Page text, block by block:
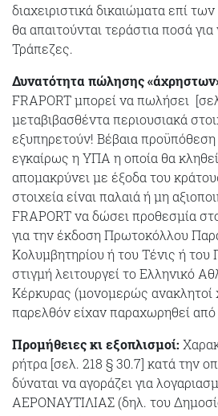
διαχειριστικά δικαιώματα επί
θα απαιτούνται τεράστια ποσά
Τράπεζες.
Δυνατότητα πώλησης
FRAPORT μπορεί να πωλήσει
μεταβιβασθέντα περιουσιακά
εξυπηρετούν! Βέβαια προϋπόθεση
εγκαίρως η ΥΠΑ η οποία θα
απομακρύνει με έξοδα του
στοιχεία είναι παλαιά ή μη
FRAPORT να δώσει προθεσμία
για την έκδοση Πρωτοκόλλου
Κολυμβητηρίου ή του Τένις ή του
στιγμή λειτουργεί το Ελληνικό
Κέρκυρας (μονομερώς ανακλητοί
παρελθόν είχαν παραχωρηθεί
Προμήθειες κι εξοπλισμοί:
ρήτρα [σελ. 218 § 30.7] κατά την
δύναται να αγοράζει για
ΑΕΡΟΝΑΥΤΙΛΙΑΣ (δηλ. του